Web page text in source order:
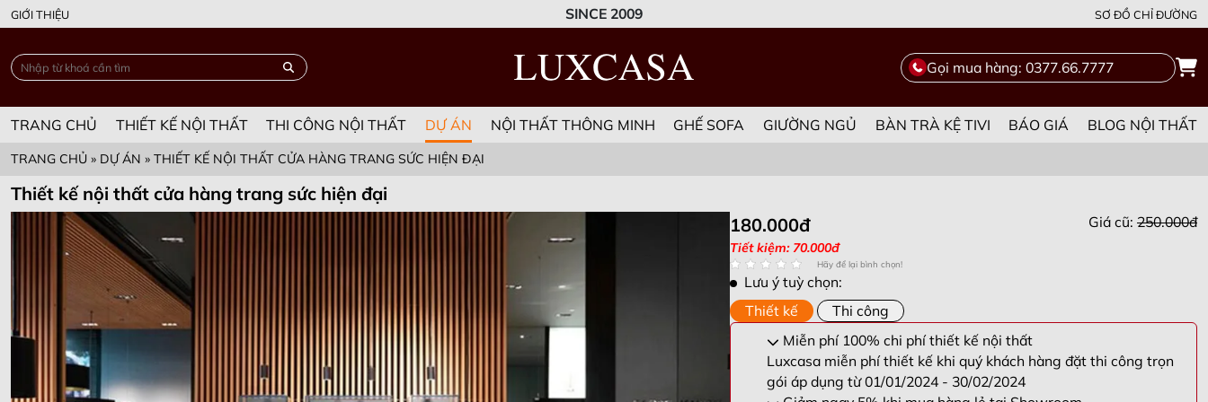
GIỚI THIỆU SINCE 2009 SƠ ĐỒ CHỈ ĐƯỜNG
TRANG CHỦ THIẾT KẾ NỘI THẤT THI CÔNG NỘI THẤT DỰ ÁN NỘI THẤT THÔNG MINH GHẾ SOFA GIƯỜNG NGỦ BÀN TRÀ KỆ TIVI BÁO GIÁ BLOG NỘI THẤT
Gọi mua hàng: 0377.66.7777
TRANG CHỦ » DỰ ÁN » THIẾT KẾ NỘI THẤT CỬA HÀNG TRANG SỨC HIỆN ĐẠI
Thiết kế nội thất cửa hàng trang sức hiện đại
Giá cũ: 250.000đ
180.000đ
Tiết kiệm: 70.000đ
Hãy để lại bình chọn!
Lưu ý tuỳ chọn:
Thiết kế
Thi công
Miễn phí 100% chi phí thiết kế nội thất
Luxcasa miễn phí thiết kế khi quý khách hàng đặt thi công trọn
gói áp dụng từ 01/01/2024 - 30/02/2024